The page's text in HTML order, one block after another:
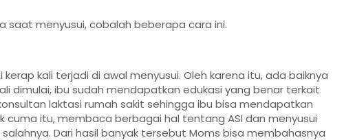
saat menyusui, cobalah beberapa cara ini.
kali terjadi di awal menyusui. Oleh karena itu, ada baiknya
dimulai, ibu sudah mendapatkan edukasi yang benar terkait
laktasi rumah sakit sehingga ibu bisa mendapatkan
cuma itu, membaca berbagai hal tentang ASI dan menyusui
Dari hasil banyak tersebut Moms bisa membahasnya